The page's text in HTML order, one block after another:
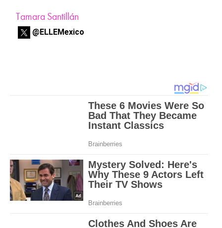
Tamara Santillán
@ELLEMexico